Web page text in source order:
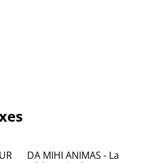
DA MIHI ANIMAS - La